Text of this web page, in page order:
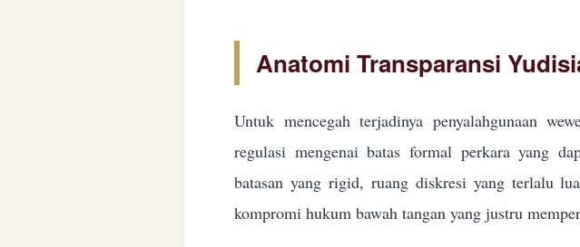
Anatomi Transparansi
Untuk mencegah terjadinya penyalahgunaan
regulasi mengenai batas formal perkara yang
batasan yang rigid, ruang diskresi yang terlalu
kompromi hukum bawah tangan yang justru